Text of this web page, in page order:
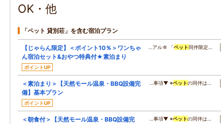
OK・他
「ペット 貸別荘」を含む宿泊プラン
【じゃらん限定】＜ポイント10％＞ワンちゃ
ん宿泊セット&おやつ特典付★素泊まり
ポイントUP
…アル☆ 「ペット 同伴限定…
＜素泊まり＞【天然モール温泉・BBQ設備完
備】基本プラン
ポイントUP
…事項▼ ※ペットの同伴は…
＜朝食付＞【天然モール温泉・BBQ設備完
…事項▼ ※ペットの同伴は…